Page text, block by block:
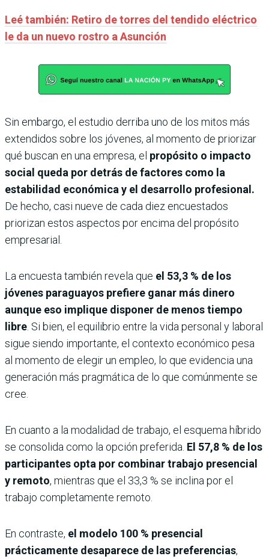
Leé también: Retiro de torres del tendido eléctrico
le da un nuevo rostro a Asunción
Sin embargo, el estudio derriba uno de los mitos más
extendidos sobre los jóvenes, al momento de priorizar
qué buscan en una empresa, el propósito o impacto
social queda por detrás de factores como la
estabilidad económica y el desarrollo profesional.
De hecho, casi nueve de cada diez encuestados
priorizan estos aspectos por encima del propósito
empresarial.
La encuesta también revela que el 53,3 % de los
jóvenes paraguayos prefiere ganar más dinero
aunque eso implique disponer de menos tiempo
libre. Si bien, el equilibrio entre la vida personal y laboral
sigue siendo importante, el contexto económico pesa
al momento de elegir un empleo, lo que evidencia una
generación más pragmática de lo que comúnmente se
cree.
En cuanto a la modalidad de trabajo, el esquema híbrido
se consolida como la opción preferida. El 57,8 % de los
participantes opta por combinar trabajo presencial
y remoto, mientras que el 33,3 % se inclina por el
trabajo completamente remoto.
En contraste, el modelo 100 % presencial
prácticamente desaparece de las preferencias,